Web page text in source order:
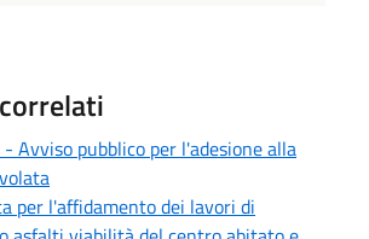
Avviso pubblico per l'adesione alla
per l'affidamento dei lavori di